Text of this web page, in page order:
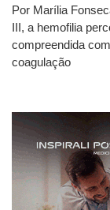
Por Marília
III, a hemofilia
compreendida
coagulação